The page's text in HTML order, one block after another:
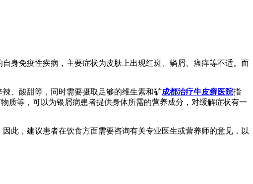
身免疫性疾病，主要症状为皮肤上出现红斑、鳞屑、瘙痒等不适。而
、酸甜等，同时需要摄取足够的维生素和矿成都治疗牛皮癣医院指
质等，可以为银屑病患者提供身体所需的营养成分，对缓解症状有一
此，建议患者在饮食方面需要咨询有关专业医生或营养师的意见，以